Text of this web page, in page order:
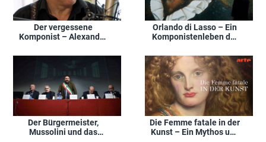
Der vergessene
Komponist – Alexander
Orlando di Lasso – Ein
Komponistenleben der
Der Bürgermeister,
Mussolini und das
Die Femme fatale in der
Kunst – Ein Mythos und